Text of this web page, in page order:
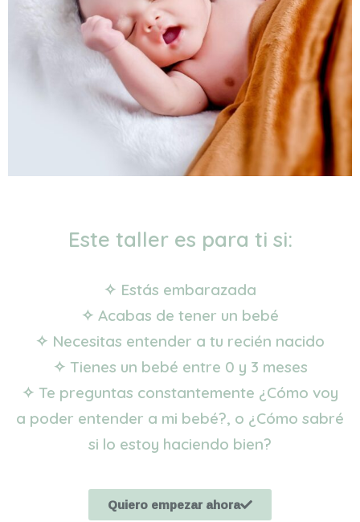
Este taller es para ti si:
✧ Estás embarazada
✧ Acabas de tener un bebé
✧ Necesitas entender a tu recién nacido
✧ Tienes un bebé entre 0 y 3 meses
✧ Te preguntas constantemente ¿Cómo voy
a poder entender a mi bebé?, o ¿Cómo sabré
si lo estoy haciendo bien?
Quiero empezar ahora